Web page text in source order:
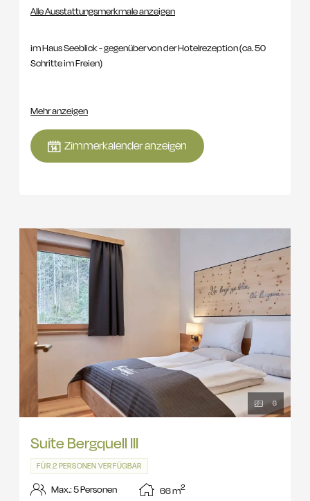
Alle Ausstattungsmerkmale anzeigen
im Haus Seeblick - gegenüber von der Hotelrezeption (ca. 50
Schritte im Freien)
sonstige Ausstattung:1 Elternschlafzimmer, 2 Kinderzimmer
mit Hochbett, getrennter Wohnraum, Südbalkon mit Seeblick,
Eichenholzboden, Kühlschrank, Dusche, Kinderwaschtisch,
Mehr anzeigen
Zimmerkalender anzeigen
6
Suite Bergquell III
FÜR 2 PERSONEN VERFÜGBAR
Max.: 5 Personen 66m2